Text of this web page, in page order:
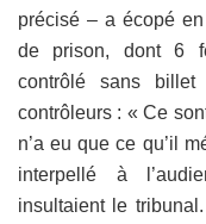
précisé – a écopé
de prison, dont 6
contrôlé sans
contrôleurs : « Ce
n’a eu que ce qu’il
interpellé à
insultaient le